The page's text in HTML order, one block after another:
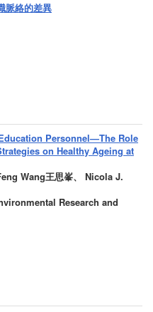
脈絡的差異
Personnel—The Role
on Healthy Ageing at
Wang王思峯、 Nicola J.
Research and